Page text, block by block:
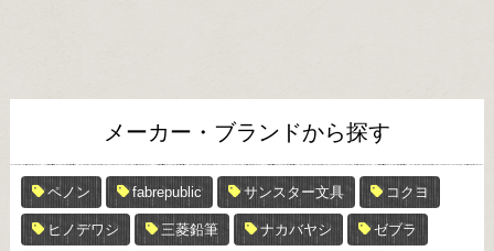
メーカー・ブランドから探す
ペノン fabrepublic サンスター文具 コクヨ
ヒノデワシ 三菱鉛筆 ナカバヤシ ゼブラ